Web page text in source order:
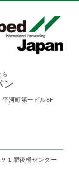
ン
河町第一ビル6F
1 肥後橋センター